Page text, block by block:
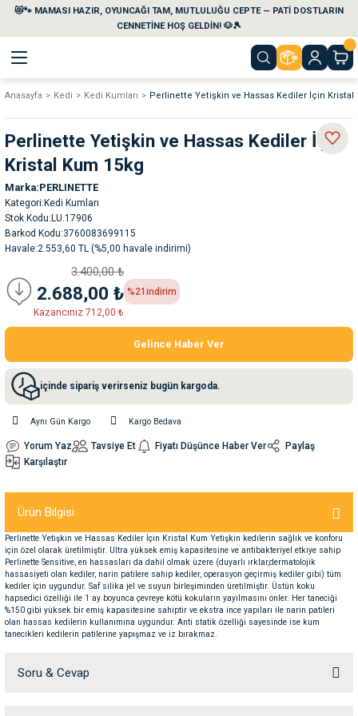
😻🐾 MAMASI HAZIR, OYUNCAĞI TAM, MUTLULUĞU CEPTE — PATİ DOSTLARIN
CENNETİNE HOŞ GELDİN! 🐶🎾
Geri Dön
Geri Dön
Temizlik Ürünleri
Geri Dön
Geri Dön
Geri Dön
Geri Dön
Anasayfa Kedi Kedi Kumları Perlinette Yetişkin ve Hassas Kediler İçin Kristal
Perlinette Yetişkin ve Hassas Kediler İçin
Kristal Kum 15kg
Marka PERLINETTE
Kategori Kedi Kumları
Stok Kodu LU.17906
Barkod Kodu 3760083699115
Havale 2.553,60 TL (%5,00 havale indirimi)
3.400,00 ₺
2.688,00 ₺
Kazancınız 712,00 ₺
%21 indirim
Gelince Haber Ver
içinde sipariş verirseniz bugün kargoda.
Aynı Gün Kargo Kargo Bedava
Yorum Yaz Tavsiye Et Fiyatı Düşünce Haber Ver
Paylaş
Karşılaştır
Ürün Bilgisi
Perlinette Yetişkin ve Hassas Kediler İçin Kristal Kum Yetişkin kedilerin sağlık ve konforu
için özel olarak üretilmiştir. Ultra yüksek emiş kapasitesine ve antibakteriyel etkiye sahip
Perlinette Sensitive, en hassasları da dahil olmak üzere (duyarlı ırklar,dermatolojik
hassasiyeti olan kediler, narin patilere sahip kediler, operasyon geçirmiş kediler gibi) tüm
kediler için uygundur. Saf silika jel ve suyun birleşiminden üretilmiştir. Üstün koku
hapsedici özelliği ile 1 ay boyunca çevreye kötü kokuların yayılmasını önler. Her taneciği
%150 gibi yüksek bir emiş kapasitesine sahiptir ve ekstra ince yapıları ile narin patileri
olan hassas kedilerin kullanımına uygundur. Anti statik özelliği sayesinde ise kum
tanecikleri kedilerin patilerine yapışmaz ve iz bırakmaz.
Soru & Cevap